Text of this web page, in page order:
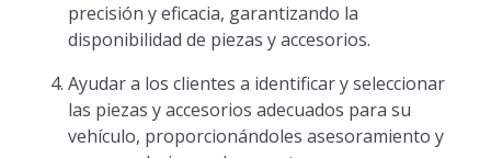
precisión y eficacia, garantizando la
disponibilidad de piezas y accesorios.
Ayudar a los clientes a identificar y seleccionar
las piezas y accesorios adecuados para su
vehículo, proporcionándoles asesoramiento y